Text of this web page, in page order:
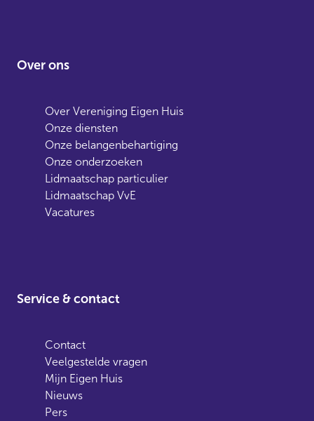
Over ons
Over Vereniging Eigen Huis
Onze diensten
Onze belangenbehartiging
Onze onderzoeken
Lidmaatschap particulier
Lidmaatschap VvE
Vacatures
Service & contact
Contact
Veelgestelde vragen
Mijn Eigen Huis
Nieuws
Pers